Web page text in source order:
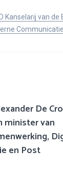
Kanselarij van
Communicatie
De
minister van
en Post